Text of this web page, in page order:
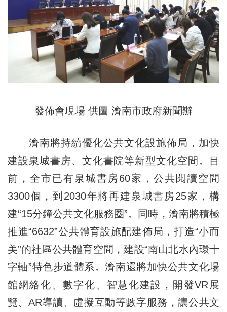
發佈會現場 供圖 濟南市政府新聞辦
濟南將持續優化公共文化設施佈局，加快
建設泉城書房、文化書院等新型文化空間。目
前，全市已有泉城書房60家，公共閱讀空間
3300個，到2030年將再建泉城書房25家，構
建“15分鐘公共文化服務圈”。同時，濟南將積極
推進“6632”公共體育設施配建佈局，打造“小而
美”的社區公共體育空間，建設“南山北水內環十
字軸”特色步道體系。濟南還將加快公共文化場
館網絡化、數字化、智慧化建設，開發VR展
覽、AR導讀、虛擬互動等數字服務，讓公共文